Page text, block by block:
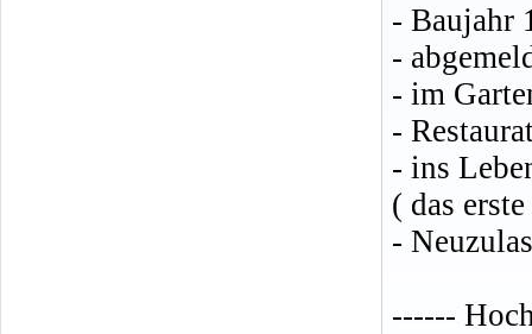
- Baujahr
-
- im
-
- ins
( das
-
------